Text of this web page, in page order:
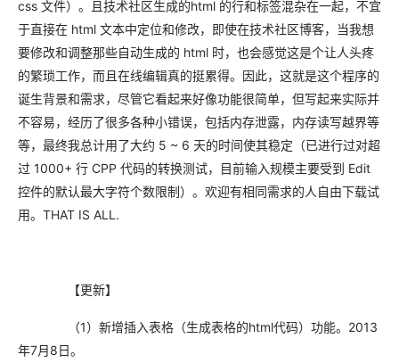
css 文件）。且技术社区生成的html 的行和标签混杂在一起，不宜
于直接在 html 文本中定位和修改，即使在技术社区博客，当我想
要修改和调整那些自动生成的 html 时，也会感觉这是个让人头疼
的繁琐工作，而且在线编辑真的挺累得。因此，这就是这个程序的
诞生背景和需求，尽管它看起来好像功能很简单，但写起来实际并
不容易，经历了很多各种小错误，包括内存泄露，内存读写越界等
等，最终我总计用了大约 5 ~ 6 天的时间使其稳定（已进行过对超
过 1000+ 行 CPP 代码的转换测试，目前输入规模主要受到 Edit
控件的默认最大字符个数限制）。欢迎有相同需求的人自由下载试
用。THAT IS ALL.
【更新】
（1）新增插入表格（生成表格的html代码）功能。2013
年7月8日。